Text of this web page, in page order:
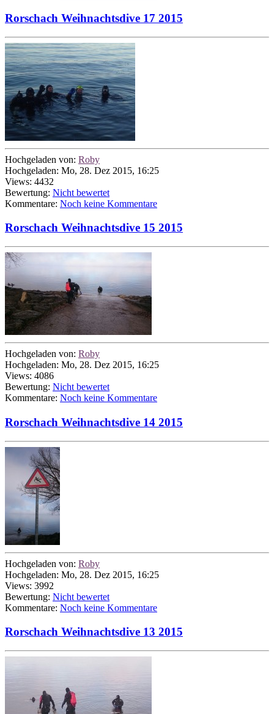
Rorschach Weihnachtsdive 17 2015
Hochgeladen von: Roby
Hochgeladen: Mo, 28. Dez 2015, 16:25
Views: 4432
Bewertung: Nicht bewertet
Kommentare: Noch keine Kommentare
Rorschach Weihnachtsdive 15 2015
Hochgeladen von: Roby
Hochgeladen: Mo, 28. Dez 2015, 16:25
Views: 4086
Bewertung: Nicht bewertet
Kommentare: Noch keine Kommentare
Rorschach Weihnachtsdive 14 2015
Hochgeladen von: Roby
Hochgeladen: Mo, 28. Dez 2015, 16:25
Views: 3992
Bewertung: Nicht bewertet
Kommentare: Noch keine Kommentare
Rorschach Weihnachtsdive 13 2015